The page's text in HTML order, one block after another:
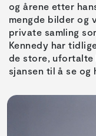
og årene etter
mengde bilder og
private samling
Kennedy har
de store, ufortalte
sjansen til å se og